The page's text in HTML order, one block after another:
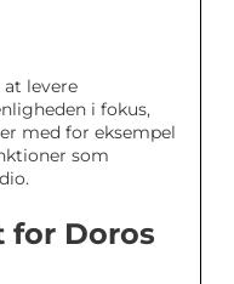
levere
i fokus,
med for eksempel
som
for Doros